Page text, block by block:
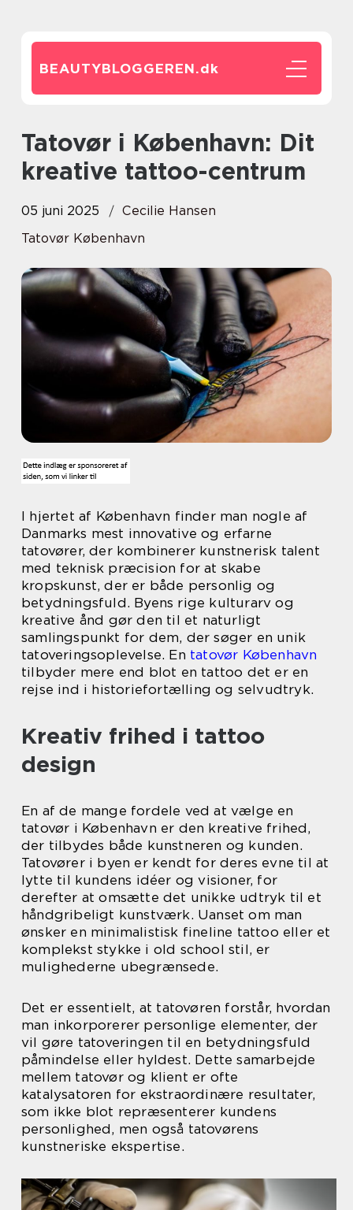
BEAUTYBLOGGEREN.dk
Tatovør i København: Dit
kreative tattoo-centrum
05 juni 2025
Cecilie Hansen
Tatovør København
I hjertet af København finder man nogle af
Danmarks mest innovative og erfarne
tatovører, der kombinerer kunstnerisk talent
med teknisk præcision for at skabe
kropskunst, der er både personlig og
betydningsfuld. Byens rige kulturarv og
kreative ånd gør den til et naturligt
samlingspunkt for dem, der søger en unik
tatoveringsoplevelse. En tatovør København
tilbyder mere end blot en tattoo det er en
rejse ind i historiefortælling og selvudtryk.
Kreativ frihed i tattoo
design
En af de mange fordele ved at vælge en
tatovør i København er den kreative frihed,
der tilbydes både kunstneren og kunden.
Tatovører i byen er kendt for deres evne til at
lytte til kundens idéer og visioner, for
derefter at omsætte det unikke udtryk til et
håndgribeligt kunstværk. Uanset om man
ønsker en minimalistisk fineline tattoo eller et
komplekst stykke i old school stil, er
mulighederne ubegrænsede.
Det er essentielt, at tatovøren forstår, hvordan
man inkorporerer personlige elementer, der
vil gøre tatoveringen til en betydningsfuld
påmindelse eller hyldest. Dette samarbejde
mellem tatovør og klient er ofte
katalysatoren for ekstraordinære resultater,
som ikke blot repræsenterer kundens
personlighed, men også tatovørens
kunstneriske ekspertise.